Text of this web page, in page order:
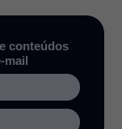
conteúdos